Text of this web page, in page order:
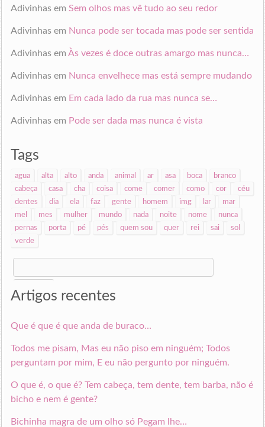
Adivinhasem Sem olhos mas vê tudo ao seu redor
Adivinhasem Nunca pode ser tocada mas pode ser sentida
Adivinhasem Às vezes é doce outras amargo mas nunca…
Adivinhasem Nunca envelhece mas está sempre mudando
Adivinhasem Em cada lado da rua mas nunca se…
Adivinhasem Pode ser dada mas nunca é vista
Tags
agua alta alto anda animal ar asa boca
branco
cabeça
casa cha coisa come comer como cor
céu
dentes
dia ela faz gente homem img lar
mar
mel
mes mulher mundo nada noite nome
nunca
pernas
porta pé pés quem sou quer rei sai
sol
verde
Search
for:
Artigos recentes
Que é que é que anda de buraco…
Todos me pisam, Mas eu não piso em ninguém; Todos
perguntam por mim, E eu não pergunto por ninguém.
O que é, o que é? Tem cabeça, tem dente, tem barba, não é
bicho e nem é gente?
Bichinha magra de um olho só Pegam lhe…